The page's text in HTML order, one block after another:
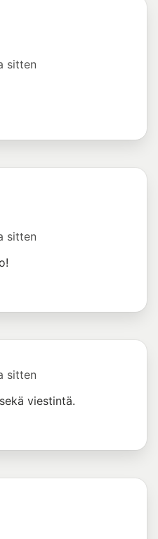
sitten
sitten
sitten
viestintä.